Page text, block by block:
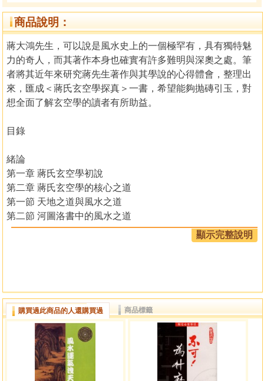
商品說明：
蔣大鴻先生，可以說是風水史上的一個極罕有，具有獨特魅
力的奇人，而其著作本身也確實有許多難明與深奧之處。筆
者將其近年來研究蔣先生著作與其學說的心得體會，整理出
來，匯成＜蔣氏玄空學探真＞一書，希望能夠抛磚引玉，對
想全面了解玄空學的讀者有所助益。
目錄
緒論
第一章 蔣氏玄空學初說
第二章 蔣氏玄空學的核心之道
第一節 天地之道與風水之道
第二節 河圖洛書中的風水之道
第三節 天地與風水的奧秘
第一節 蔣氏玄空之術的基礎
第二節 蔣氏玄空術的真訣與秘法
顯示完整說明
購買過此商品的人還購買過 商品標籤